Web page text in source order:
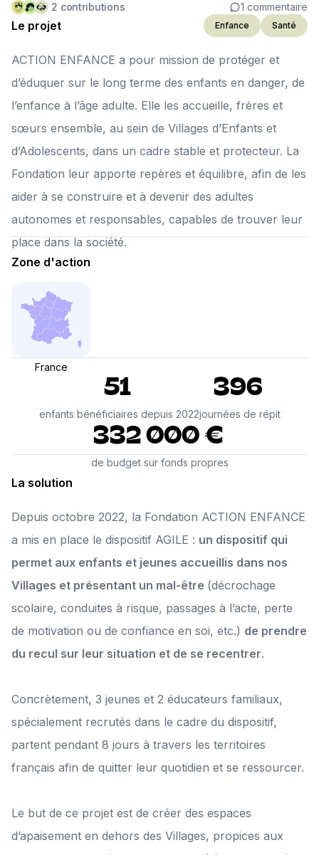
2 contributions 1 commentaire
Le projet Enfance Santé
ACTION ENFANCE a pour mission de protéger et
d’éduquer sur le long terme des enfants en danger, de
l’enfance à l’âge adulte. Elle les accueille, frères et
sœurs ensemble, au sein de Villages d’Enfants et
d’Adolescents, dans un cadre stable et protecteur. La
Fondation leur apporte repères et équilibre, afin de les
aider à se construire et à devenir des adultes
autonomes et responsables, capables de trouver leur
place dans la société.
Zone d'action
France
51
enfants bénéficiaires depuis 2022
396
journées de répit
332 000 €
de budget sur fonds propres
La solution
Depuis octobre 2022, la Fondation ACTION ENFANCE
a mis en place le dispositif AGILE : un dispositif qui
permet aux enfants et jeunes accueillis dans nos
Villages et présentant un mal-être (décrochage
scolaire, conduites à risque, passages à l’acte, perte
de motivation ou de confiance en soi, etc.) de prendre
du recul sur leur situation et de se recentrer.
Concrètement, 3 jeunes et 2 éducateurs familiaux,
spécialement recrutés dans le cadre du dispositif,
partent pendant 8 jours à travers les territoires
français afin de quitter leur quotidien et se ressourcer.
Le but de ce projet est de créer des espaces
d’apaisement en dehors des Villages, propices aux